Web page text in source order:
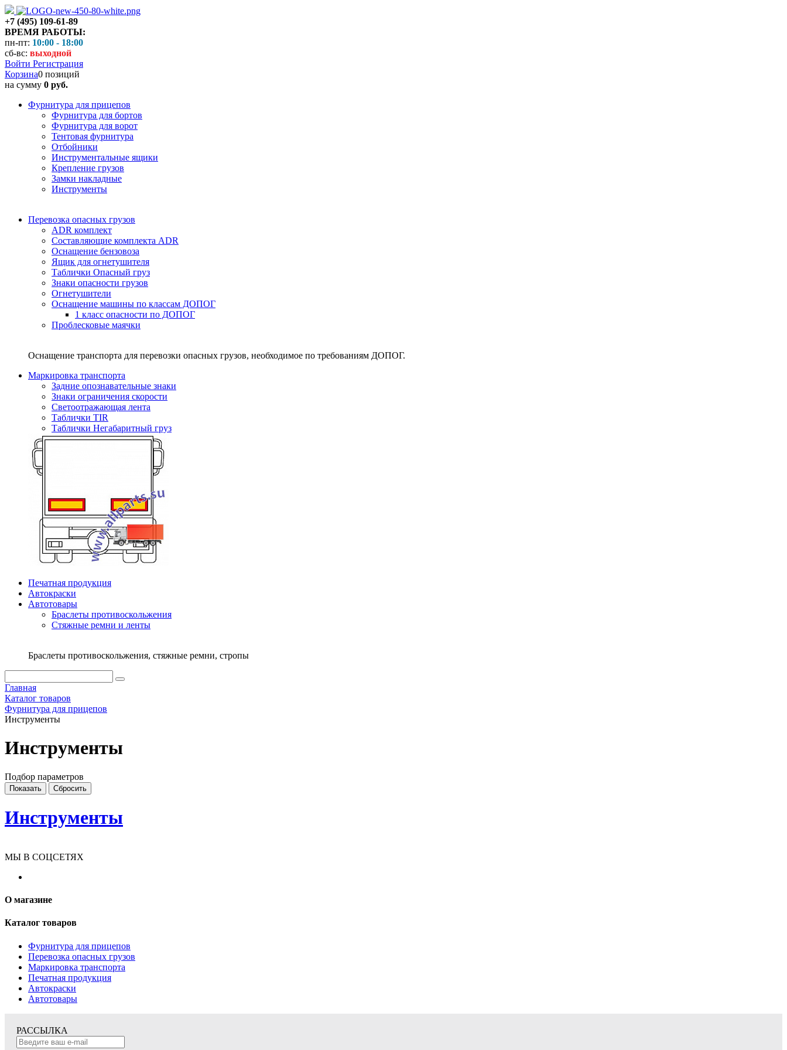
+7 (495) 109-61-89
ВРЕМЯ РАБОТЫ:
пн-пт: 10:00 - 18:00
сб-вс: выходной
Войти Регистрация
Корзина0 позиций
на сумму 0 руб.
Фурнитура для прицепов
Фурнитура для бортов
Фурнитура для ворот
Тентовая фурнитура
Отбойники
Инструментальные ящики
Крепление грузов
Замки накладные
Инструменты
Перевозка опасных грузов
ADR комплект
Составляющие комплекта ADR
Оснащение бензовоза
Ящик для огнетушителя
Таблички Опасный груз
Знаки опасности грузов
Огнетушители
Оснащение машины по классам ДОПОГ
1 класс опасности по ДОПОГ
Проблесковые маячки
Оснащение транспорта для перевозки опасных грузов, необходимое по требованиям ДОПОГ.
Маркировка транспорта
Задние опознавательные знаки
Знаки ограничения скорости
Светоотражающая лента
Таблички TIR
Таблички Негабаритный груз
Печатная продукция
Автокраски
Автотовары
Браслеты противоскольжения
Стяжныe ремни и ленты
Браслеты противоскольжения, стяжные ремни, стропы
Главная
Каталог товаров
Фурнитура для прицепов
Инструменты
Инструменты
Подбор параметров
Инструменты
МЫ В СОЦСЕТЯХ
О магазине
Каталог товаров
Фурнитура для прицепов
Перевозка опасных грузов
Маркировка транспорта
Печатная продукция
Автокраски
Автотовары
РАССЫЛКА